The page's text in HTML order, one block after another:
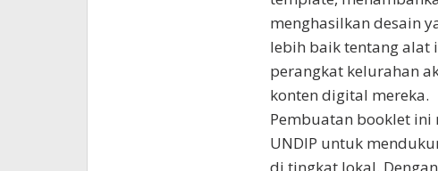
menghasilkan desain
lebih baik tentang alat
perangkat kelurahan
konten digital mereka.
Pembuatan booklet ini
UNDIP untuk
di tingkat lokal.